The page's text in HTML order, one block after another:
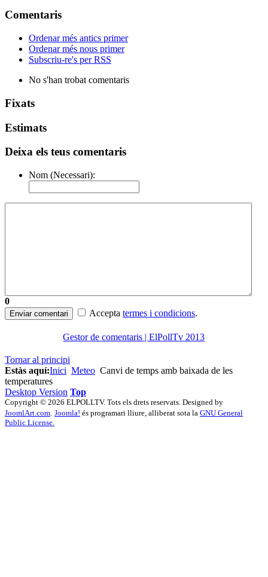
Comentaris
Ordenar més antics primer
Ordenar més nous primer
Subscriu-re's per RSS
No s'han trobat comentaris
Fixats
Estimats
Deixa els teus comentaris
Nom (Necessari):
0
Enviar comentari Accepta termes i condicions.
Gestor de comentaris | ElPollTv 2013
Tornar al principi
Estàs aquí:Inici Meteo Canvi de temps amb baixada de les
temperatures
Desktop Version Top
Copyright © 2026 ELPOLLTV. Tots els drets reservats. Designed by
JoomlArt.com. Joomla! és programari lliure, alliberat sota la GNU General
Public License.